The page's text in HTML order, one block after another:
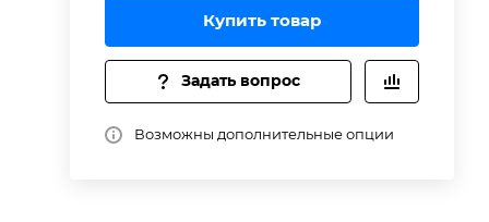
Купить товар
Задать вопрос
Возможны дополнительные опции